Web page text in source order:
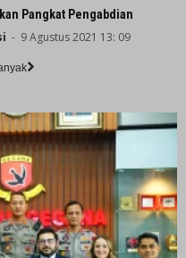
Pangkat Pengabdian
- 9 Agustus 2021 13: 09